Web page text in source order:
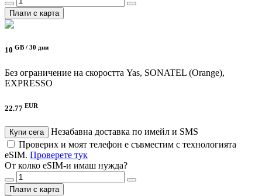
Плати с карта
10 GB / 30 дни
Без ограничение на скоростта Yas, SONATEL (Orange),
EXPRESSO
22.77 EUR
Купи сега
Незабавна доставка по имейл и SMS
Проверих и моят телефон е съвместим с технологията
eSIM. Проверете тук
От колко eSIM-и имаш нужда?
Плати с карта